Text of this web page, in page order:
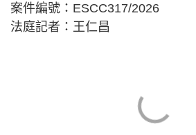
案件編號：ESCC317/2026
法庭記者：王仁昌